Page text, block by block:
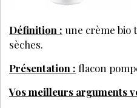
Définition : une crème bio
sèches.
Présentation : flacon
Vos meilleurs arguments